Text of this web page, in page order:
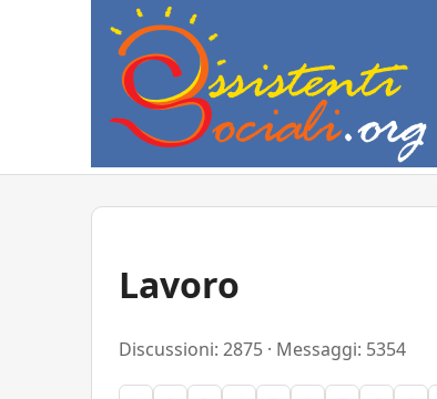
Lavoro
Discussioni: 2875 · Messaggi: 5354